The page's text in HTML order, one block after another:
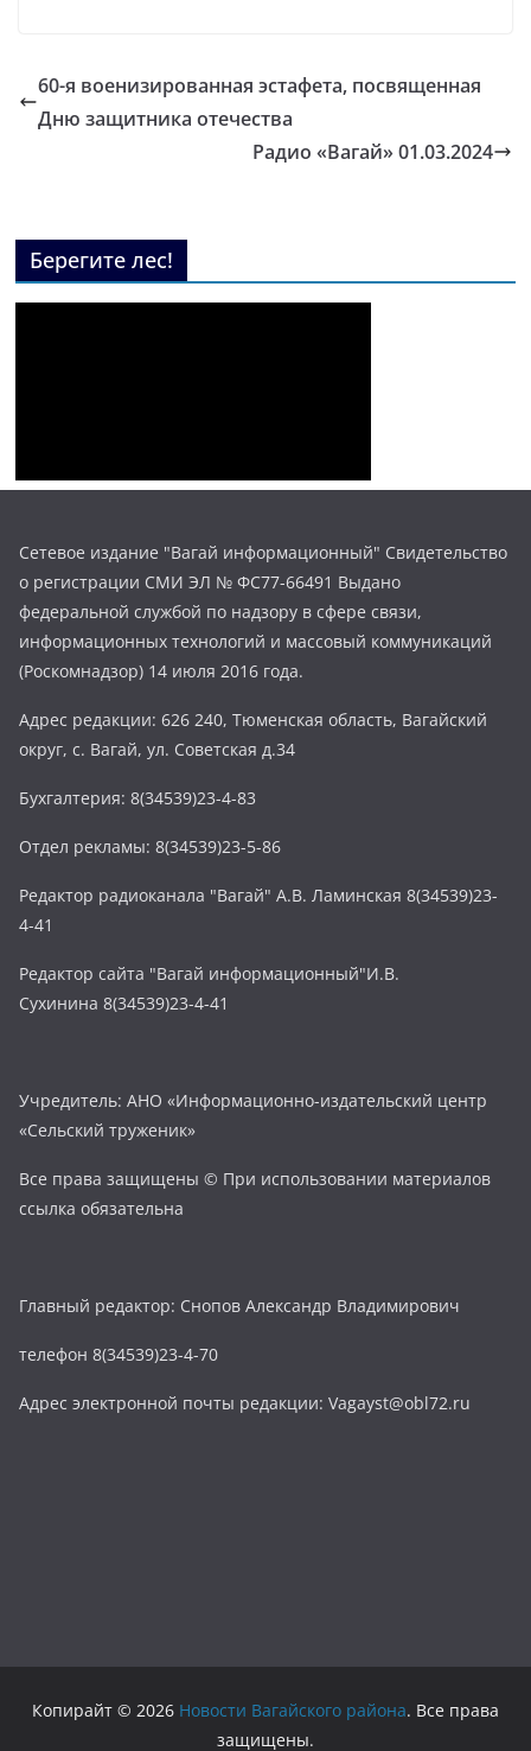
60-я военизированная эстафета, посвященная
Дню защитника отечества
Радио «Вагай» 01.03.2024
Берегите лес!
Сетевое издание "Вагай информационный" Свидетельство
о регистрации СМИ ЭЛ № ФС77-66491 Выдано
федеральной службой по надзору в сфере связи,
информационных технологий и массовый коммуникаций
(Роскомнадзор) 14 июля 2016 года.
Адрес редакции: 626 240, Тюменская область, Вагайский
округ, с. Вагай, ул. Советская д.34
Бухгалтерия: 8(34539)23-4-83
Отдел рекламы: 8(34539)23-5-86
Редактор радиоканала "Вагай" А.В. Ламинская 8(34539)23-
4-41
Редактор сайта "Вагай информационный"И.В.
Сухинина 8(34539)23-4-41
Учредитель: АНО «Информационно-издательский центр
«Сельский труженик»
Все права защищены © При использовании материалов
ссылка обязательна
Главный редактор: Снопов Александр Владимирович
телефон 8(34539)23-4-70
Адрес электронной почты редакции: Vagayst@obl72.ru
Копирайт © 2026 Новости Вагайского района. Все права
защищены.